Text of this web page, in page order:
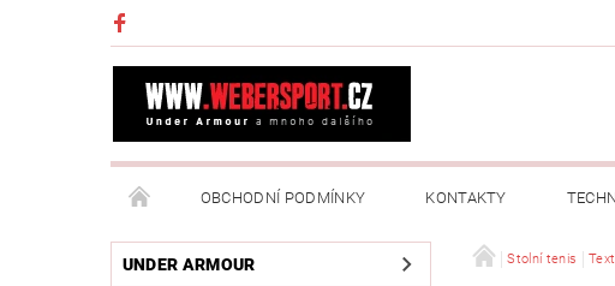
OBCHODNÍ PODMÍNKY KONTAKTY
NAPIŠTE NÁM MOJE OBJEDNÁVKA
UNDER ARMOUR Stolní tenis